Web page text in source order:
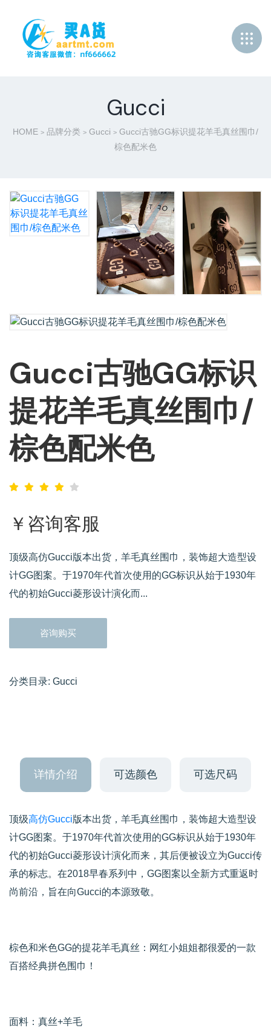
Gucci
HOME > 品牌分类 > Gucci > Gucci古驰GG标识提花羊毛真丝围巾/
棕色配米色
Gucci古驰GG标识
提花羊毛真丝围巾/
棕色配米色
￥咨询客服
顶级高仿Gucci版本出货，羊毛真丝围巾，装饰超大造型设
计GG图案。于1970年代首次使用的GG标识从始于1930年
代的初始Gucci菱形设计演化而...
咨询购买
分类目录: Gucci
详情介绍 可选颜色 可选尺码
顶级高仿Gucci版本出货，羊毛真丝围巾，装饰超大造型设
计GG图案。于1970年代首次使用的GG标识从始于1930年
代的初始Gucci菱形设计演化而来，其后便被设立为Gucci传
承的标志。在2018早春系列中，GG图案以全新方式重返时
尚前沿，旨在向Gucci的本源致敬。
棕色和米色GG的提花羊毛真丝：网红小姐姐都很爱的一款
百搭经典拼色围巾！
面料：真丝+羊毛